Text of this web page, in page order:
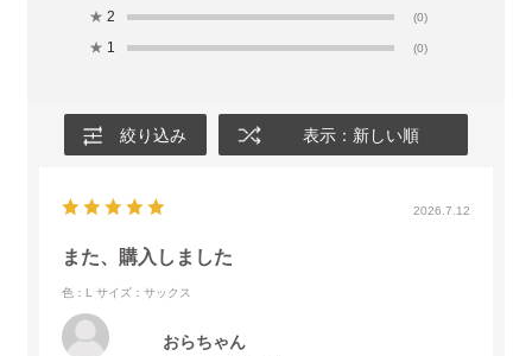
★ 2 (0)
★ 1 (0)
絞り込み 表示：新しい順
2026.7.12
また、購入しました
色：L サイズ：サックス
おらちゃん